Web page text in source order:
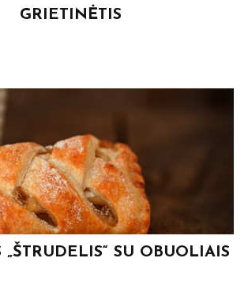
GRIETINĖTIS
„ŠTRUDELIS“ SU OBUOLIAIS